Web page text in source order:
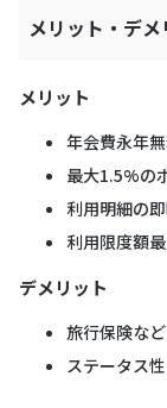
メリット・デメ
メリット
年会費永年
最大1.5%の
利用明細の
利用限度額
デメリット
旅行保険な
ステータス